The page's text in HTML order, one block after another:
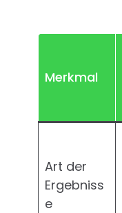
Merkmal
Art der
Ergebniss
e